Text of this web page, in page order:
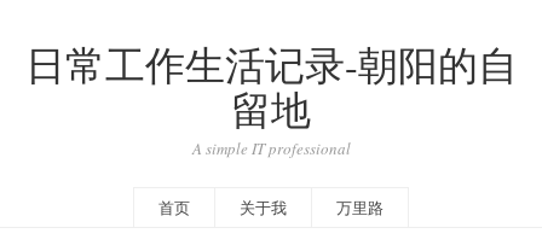
日常工作生活记录-朝阳的自
留地
A simple IT professional
首页 关于我 万里路